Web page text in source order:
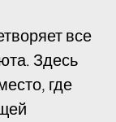
все
Здесь
где